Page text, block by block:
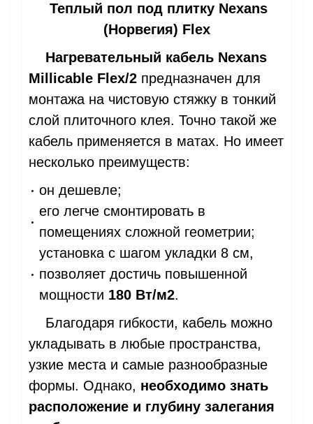
Теплый пол под плитку Nexans
(Норвегия) Flex
Нагревательный кабель Nexans
Millicable Flex/2 предназначен для
монтажа на чистовую стяжку в тонкий
слой плиточного клея. Точно такой же
кабель применяется в матах. Но имеет
несколько преимуществ:
он дешевле;
его легче смонтировать в
помещениях сложной геометрии;
установка с шагом укладки 8 см,
позволяет достичь повышенной
мощности 180 Вт/м2.
Благодаря гибкости, кабель можно
укладывать в любые пространства,
узкие места и самые разнообразные
формы. Однако, необходимо знать
расположение и глубину залегания